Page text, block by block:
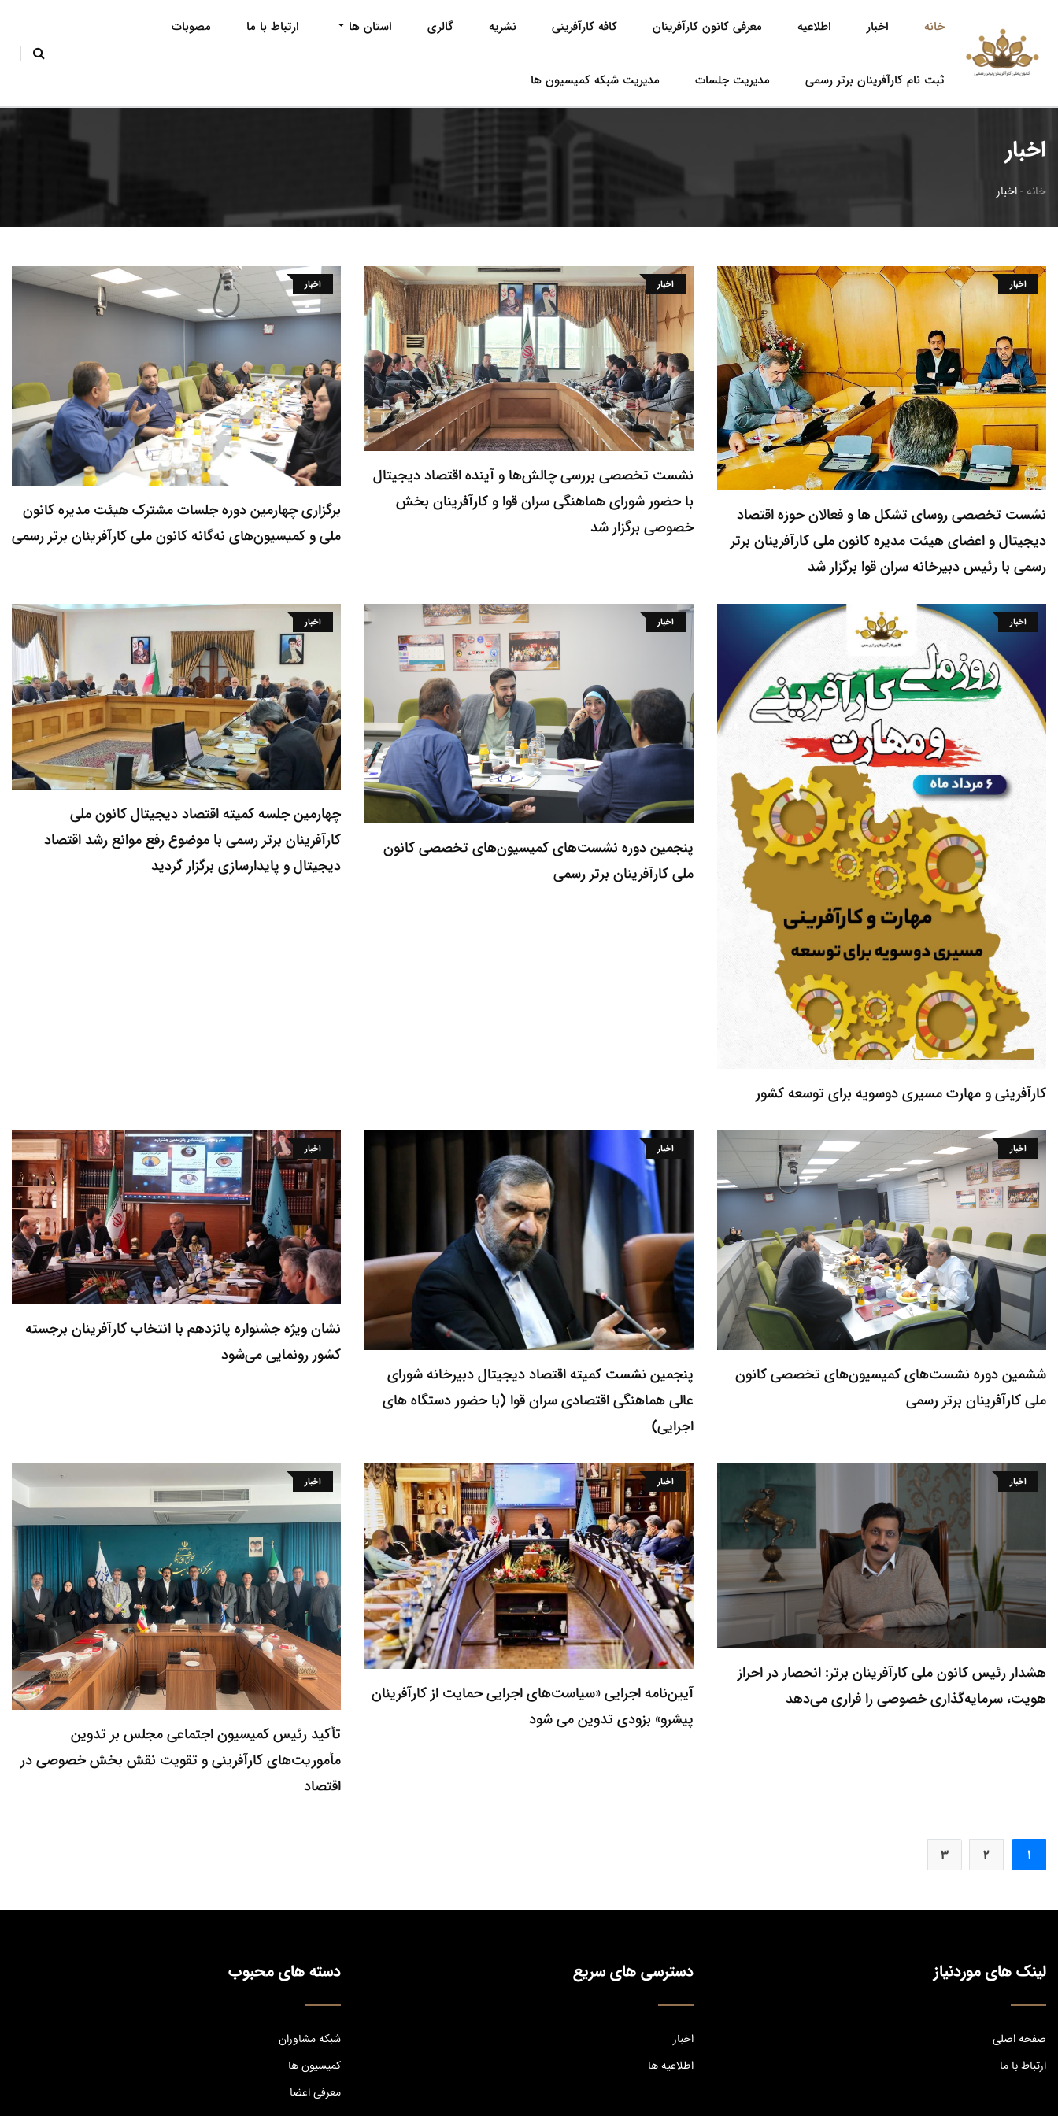
خانه اخبار اطلاعیه معرفی کانون کارآفرینان کافه کارآفرینی نشریه گالری استان ها ارتباط با ما مصوبات
ثبت نام کارآفرینان برتر رسمی مدیریت جلسات مدیریت شبکه کمیسیون ها
اخبار
خانه -اخبار
اخبار
نشست تخصصی روسای تشکل ها و فعالان حوزه اقتصاد
دیجیتال و اعضای هیئت مدیره کانون ملی کارآفرینان برتر
رسمی با رئیس دبیرخانه سران قوا برگزار شد
اخبار
نشست تخصصی بررسی چالش‌ها و آینده اقتصاد دیجیتال
با حضور شورای هماهنگی سران قوا و کارآفرینان بخش
خصوصی برگزار شد
اخبار
برگزاری چهارمین دوره جلسات مشترک هیئت مدیره کانون
ملی و کمیسیون‌های نه‌گانه کانون ملی کارآفرینان برتر رسمی
اخبار
کارآفرینی و مهارت مسیری دوسویه برای توسعه کشور
اخبار
پنجمین دوره نشست‌های کمیسیون‌های تخصصی کانون
ملی کارآفرینان برتر رسمی
اخبار
چهارمین جلسه کمیته اقتصاد دیجیتال کانون ملی
کارآفرینان برتر رسمی با موضوع رفع موانع رشد اقتصاد
دیجیتال و پایدارسازی برگزار گردید
اخبار
ششمین دوره نشست‌های کمیسیون‌های تخصصی کانون
ملی کارآفرینان برتر رسمی
اخبار
پنجمین نشست کمیته اقتصاد دیجیتال دبیرخانه شورای
عالی هماهنگی اقتصادی سران قوا (با حضور دستگاه های
اجرایی)
اخبار
نشان ویژه جشنواره پانزدهم با انتخاب کارآفرینان برجسته
کشور رونمایی می‌شود
اخبار
هشدار رئیس کانون ملی کارآفرینان برتر: انحصار در احراز
هویت، سرمایه‌گذاری خصوصی را فراری می‌دهد
اخبار
آیین‌نامه اجرایی «سیاست‌های اجرایی حمایت از کارآفرینان
پیشرو» بزودی تدوین می شود
اخبار
تأکید رئیس کمیسیون اجتماعی مجلس بر تدوین
مأموریت‌های کارآفرینی و تقویت نقش بخش خصوصی در
اقتصاد
1
(current)
2
(current)
3
(current)
لینک های موردنیاز
صفحه اصلی
ارتباط با ما
دسترسی های سریع
اخبار
اطلاعیه ها
دسته های محبوب
شبکه مشاوران
کمیسیون ها
معرفی اعضا